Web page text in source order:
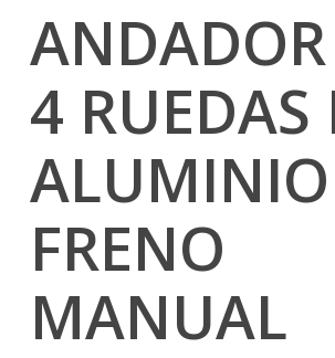
4 RUEDAS
ALUMINIO
FRENO
MANUAL